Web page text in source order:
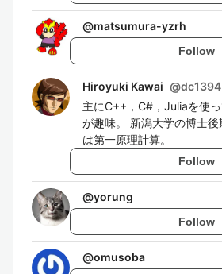
@matsumura-yzrh
Follow
Hiroyuki Kawai @dc1394
主にC++，C#，Juliaを使
が趣味。 新潟大学の博士
は第一原理計算。
Follow
@yorung
Follow
@omusoba